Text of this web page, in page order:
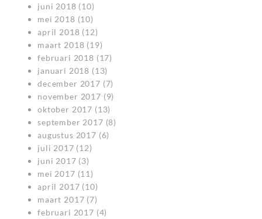
juni 2018 (10)
mei 2018 (10)
april 2018 (12)
maart 2018 (19)
februari 2018 (17)
januari 2018 (13)
december 2017 (7)
november 2017 (9)
oktober 2017 (13)
september 2017 (8)
augustus 2017 (6)
juli 2017 (12)
juni 2017 (3)
mei 2017 (11)
april 2017 (10)
maart 2017 (7)
februari 2017 (4)